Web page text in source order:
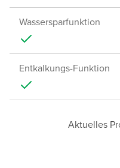
Wassersparfunktion
Entkalkungs-Funktion
Aktuelles